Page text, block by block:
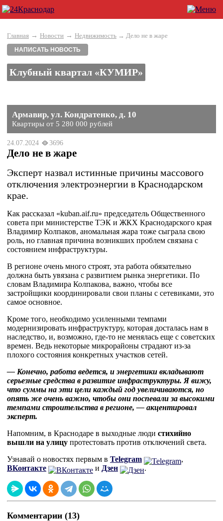
Главная → Новости → Недвижимость → Дело не в жаре
НАПИСАТЬ НОВОСТЬ
Клубный квартал «КУМИР»
Армавир, ул. Кондратенко, д. 10
Квартиры от 5 280 000 рублей
24.07.2024 3696
Дело не в жаре
Эксперт назвал истинные причины массового
отключения электроэнергии в Краснодарском
крае.
Как рассказал «kuban.aif.ru» председатель Общественного
совета при министерстве ТЭК и ЖКХ Краснодарского края
Владимир Колпаков, аномальная жара тоже сыграла свою
роль, но главная причина возникших проблем связана с
состоянием инфраструктуры.
В регионе очень много строят, эта работа обязательно
должна быть увязана с развитием рынка энергетики. По
словам Владимира Колпакова, важно, чтобы все
застройщики координировали свои планы с сетевиками, это
самое основное.
Кроме того, необходимо усиленными темпами
модернизировать инфраструктуру, которая досталась нам в
наследство, и, возможно, где-то не менялась еще с советских
времен. Ведь некоторые микрорайоны страдают из-за
плохого состояния конкретных участков сетей.
— Конечно, работа ведется, и энергетики вкладывают
серьезные средства в развитие инфраструктуры. Я вижу,
что суммы на эти цели каждый год увеличиваются, но
опять же очень важно, чтобы они поспевали за высокими
темпами строительства в регионе, — акцентировал
эксперт.
Напомним, в Краснодаре в выходные люди стихийно
вышли на улицу протестовать против отключений света.
Узнавай о новостях первым в Telegram
,
ВКонтакте
и Дзен .
Комментарии (13)